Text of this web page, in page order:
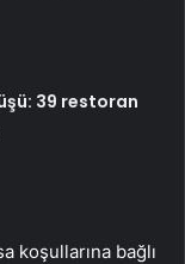
39 restoran
koşullarına bağlı